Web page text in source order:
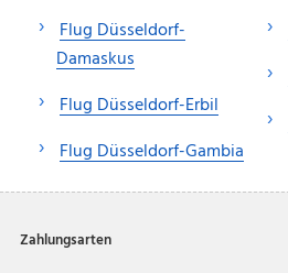
Flug Düsseldorf-
Damaskus
Flug Düsseldorf-Erbil
Flug Düsseldorf-Gambia